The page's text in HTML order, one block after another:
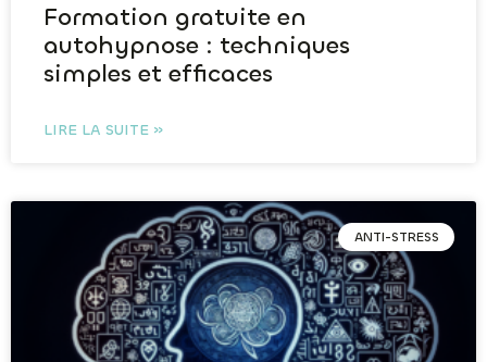
Formation gratuite en
autohypnose : techniques
simples et efficaces
LIRE LA SUITE »
ANTI-STRESS